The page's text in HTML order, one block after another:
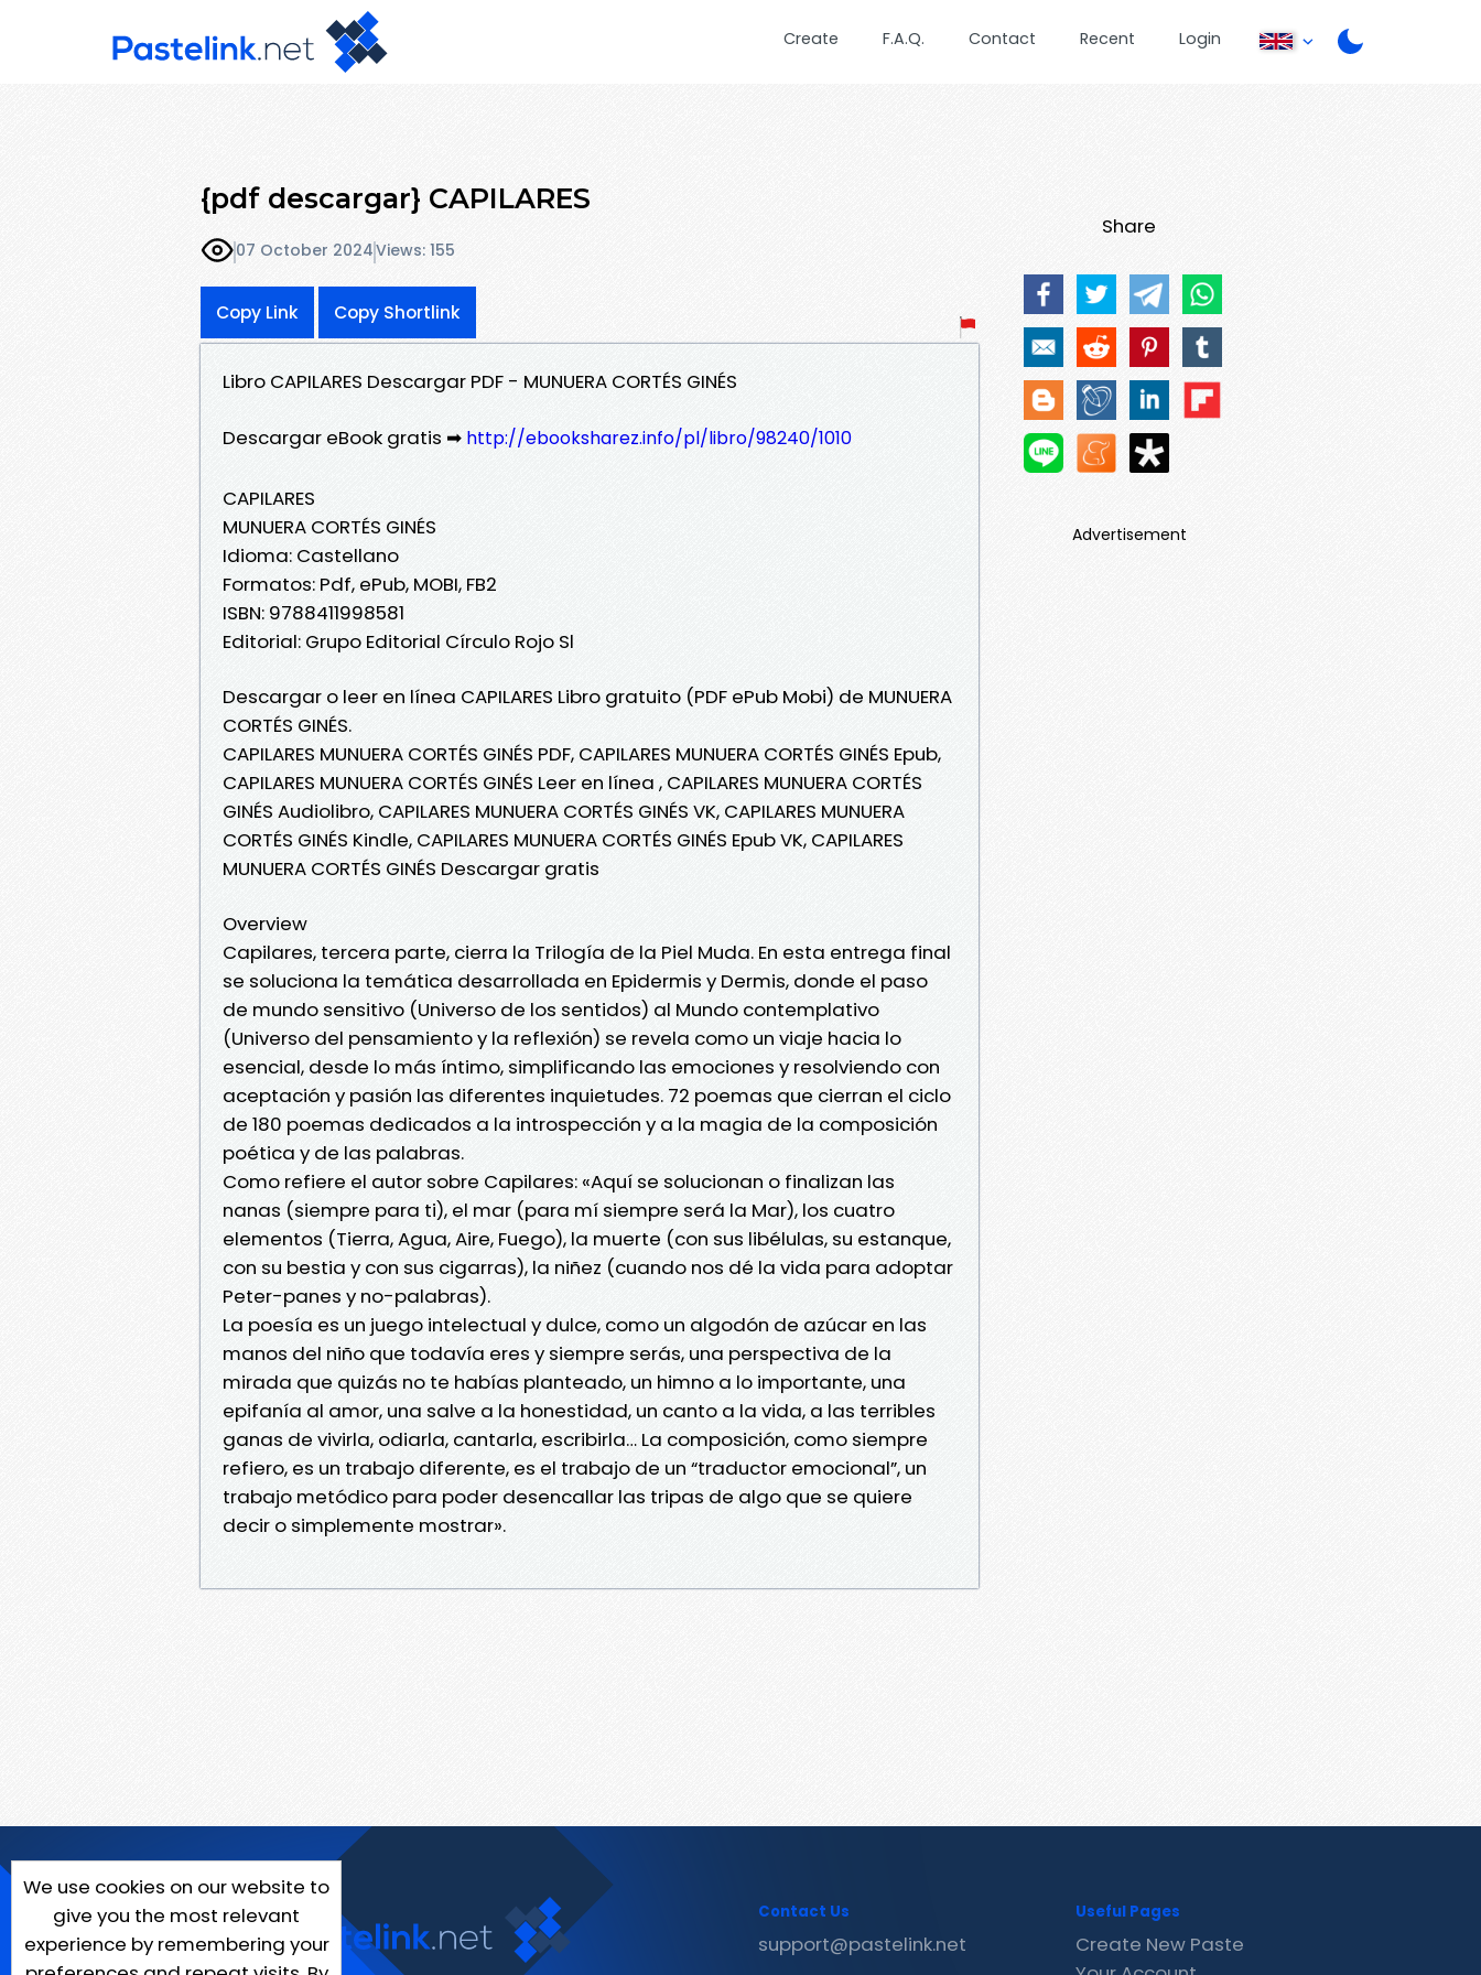
Create F.A.Q. Contact Recent Login
{pdf descargar} CAPILARES
07 October 2024Views: 155
Copy Link Copy Shortlink
Libro CAPILARES Descargar PDF - MUNUERA CORTÉS GINÉS
Descargar eBook gratis ➡ http://ebooksharez.info/pl/libro/98240/1010
CAPILARES
MUNUERA CORTÉS GINÉS
Idioma: Castellano
Formatos: Pdf, ePub, MOBI, FB2
ISBN: 9788411998581
Editorial: Grupo Editorial Círculo Rojo Sl
Descargar o leer en línea CAPILARES Libro gratuito (PDF ePub Mobi) de MUNUERA
CORTÉS GINÉS.
CAPILARES MUNUERA CORTÉS GINÉS PDF, CAPILARES MUNUERA CORTÉS GINÉS Epub,
CAPILARES MUNUERA CORTÉS GINÉS Leer en línea , CAPILARES MUNUERA CORTÉS
GINÉS Audiolibro, CAPILARES MUNUERA CORTÉS GINÉS VK, CAPILARES MUNUERA
CORTÉS GINÉS Kindle, CAPILARES MUNUERA CORTÉS GINÉS Epub VK, CAPILARES
MUNUERA CORTÉS GINÉS Descargar gratis
Overview
Capilares, tercera parte, cierra la Trilogía de la Piel Muda. En esta entrega final
se soluciona la temática desarrollada en Epidermis y Dermis, donde el paso
de mundo sensitivo (Universo de los sentidos) al Mundo contemplativo
(Universo del pensamiento y la reflexión) se revela como un viaje hacia lo
esencial, desde lo más íntimo, simplificando las emociones y resolviendo con
aceptación y pasión las diferentes inquietudes. 72 poemas que cierran el ciclo
de 180 poemas dedicados a la introspección y a la magia de la composición
poética y de las palabras.
Como refiere el autor sobre Capilares: «Aquí se solucionan o finalizan las
nanas (siempre para ti), el mar (para mí siempre será la Mar), los cuatro
elementos (Tierra, Agua, Aire, Fuego), la muerte (con sus libélulas, su estanque,
con su bestia y con sus cigarras), la niñez (cuando nos dé la vida para adoptar
Peter-panes y no-palabras).
La poesía es un juego intelectual y dulce, como un algodón de azúcar en las
manos del niño que todavía eres y siempre serás, una perspectiva de la
mirada que quizás no te habías planteado, un himno a lo importante, una
epifanía al amor, una salve a la honestidad, un canto a la vida, a las terribles
ganas de vivirla, odiarla, cantarla, escribirla… La composición, como siempre
refiero, es un trabajo diferente, es el trabajo de un “traductor emocional”, un
trabajo metódico para poder desencallar las tripas de algo que se quiere
decir o simplemente mostrar».
Share
Advertisement
We use cookies on our website to
give you the most relevant
experience by remembering your
Contact Us
support@pastelink.net
Useful Pages
Create New Paste